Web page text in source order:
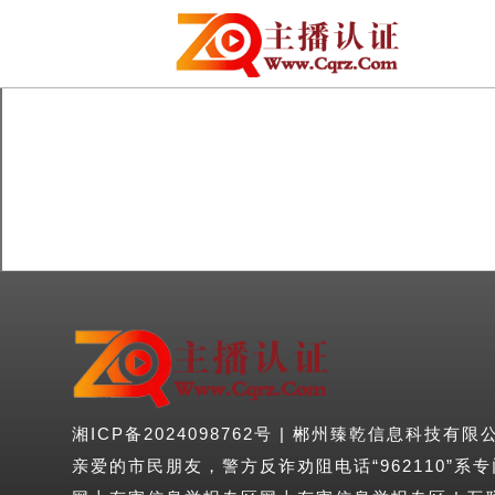
湘ICP备2024098762号 | 郴州臻乾信息科技有
亲爱的市民朋友，警方反诈劝阻电话“962110”系